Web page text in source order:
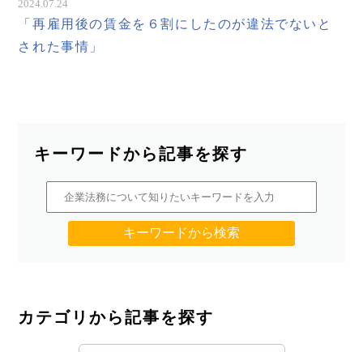
2024.07.24
「再雇用後の賃金を６割にしたのが違法でないと
された事情」
キーワードから記事を探す
カテゴリから記事を探す